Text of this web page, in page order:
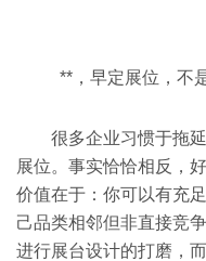
**，早定展位，不
很多企业习惯于拖
展位。事实恰恰相反，
价值在于：你可以有充
己品类相邻但非直接竞
进行展台设计的打磨，